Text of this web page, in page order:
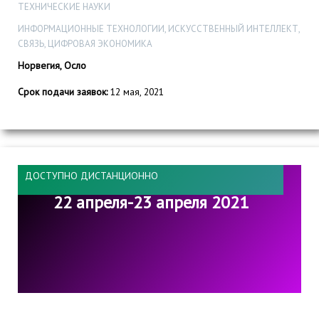
ТЕХНИЧЕСКИЕ НАУКИ
ИНФОРМАЦИОННЫЕ ТЕХНОЛОГИИ, ИСКУССТВЕННЫЙ ИНТЕЛЛЕКТ,
СВЯЗЬ, ЦИФРОВАЯ ЭКОНОМИКА
Норвегия, Осло
Срок подачи заявок:12 мая, 2021
ДОСТУПНО ДИСТАНЦИОННО
22 апреля-23 апреля 2021